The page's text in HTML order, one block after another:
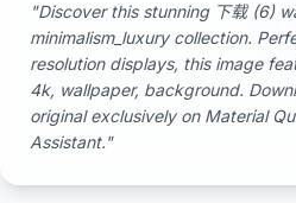
"Discover this stunning 下载 (6)
minimalism_luxury collection.
resolution displays, this image
4k, wallpaper, background.
original exclusively on Material
Assistant."